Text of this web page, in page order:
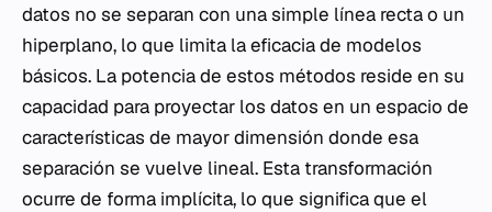
datos no se separan con una simple línea recta o un
hiperplano, lo que limita la eficacia de modelos
básicos. La potencia de estos métodos reside en su
capacidad para proyectar los datos en un espacio de
características de mayor dimensión donde esa
separación se vuelve lineal. Esta transformación
ocurre de forma implícita, lo que significa que el